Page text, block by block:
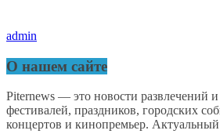
admin
О нашем сайте
Piternews — это новости развлечений
фестивалей, праздников, городских
концертов и кинопремьер.